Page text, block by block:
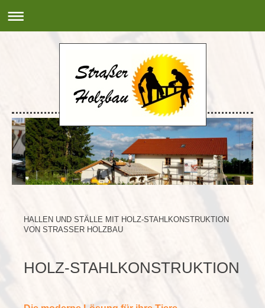
HALLEN UND STÄLLE MIT HOLZ-STAHLKONSTRUKTION
VON STRASSER HOLZBAU
HOLZ-STAHLKONSTRUKTION